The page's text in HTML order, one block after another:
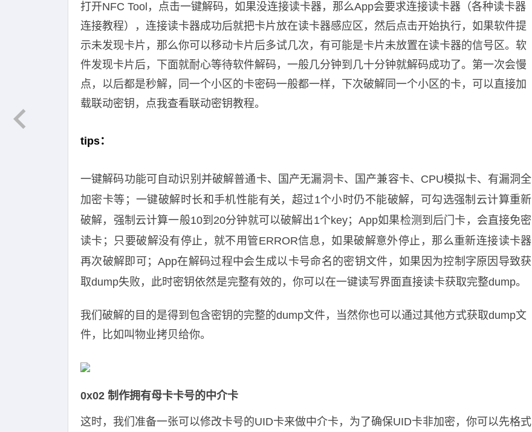
打开NFC Tool，点击一键解码，如果没连接读卡器，那么App会要求连接读卡器（各种读卡器
连接教程），连接读卡器成功后就把卡片放在读卡器感应区，然后点击开始执行，如果软件提
示未发现卡片，那么你可以移动卡片后多试几次，有可能是卡片未放置在读卡器的信号区。软
件发现卡片后，下面就耐心等待软件解码，一般几分钟到几十分钟就解码成功了。第一次会慢
点，以后都是秒解，同一个小区的卡密码一般都一样，下次破解同一个小区的卡，可以直接加
载联动密钥，点我查看联动密钥教程。
tips：
一键解码功能可自动识别并破解普通卡、国产无漏洞卡、国产兼容卡、CPU模拟卡、有漏洞全
加密卡等；一键破解时长和手机性能有关，超过1个小时仍不能破解，可勾选强制云计算重新
破解，强制云计算一般10到20分钟就可以破解出1个key；App如果检测到后门卡，会直接免密
读卡；只要破解没有停止，就不用管ERROR信息，如果破解意外停止，那么重新连接读卡器
再次破解即可；App在解码过程中会生成以卡号命名的密钥文件，如果因为控制字原因导致获
取dump失败，此时密钥依然是完整有效的，你可以在一键读写界面直接读卡获取完整dump。
我们破解的目的是得到包含密钥的完整的dump文件，当然你也可以通过其他方式获取dump文
件，比如叫物业拷贝给你。
0x02 制作拥有母卡卡号的中介卡
这时，我们准备一张可以修改卡号的UID卡来做中介卡，为了确保UID卡非加密，你可以先格式